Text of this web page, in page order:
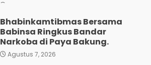
Bhabinkamtibmas Bersama
Babinsa Ringkus Bandar
Narkoba di Paya Bakung.
Agustus 7, 2026